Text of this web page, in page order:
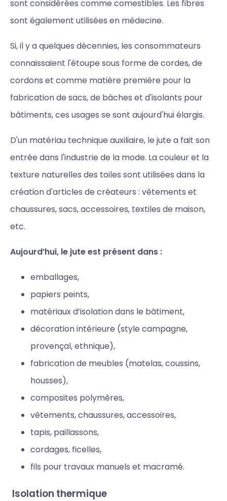
sont considérées comme comestibles. Les fibres
sont également utilisées en médecine.
Si, il y a quelques décennies, les consommateurs
connaissaient l'étoupe sous forme de cordes, de
cordons et comme matière première pour la
fabrication de sacs, de bâches et d'isolants pour
bâtiments, ces usages se sont aujourd'hui élargis.
D'un matériau technique auxiliaire, le jute a fait son
entrée dans l'industrie de la mode. La couleur et la
texture naturelles des toiles sont utilisées dans la
création d'articles de créateurs : vêtements et
chaussures, sacs, accessoires, textiles de maison,
etc.
Aujourd’hui, le jute est présent dans :
emballages,
papiers peints,
matériaux d’isolation dans le bâtiment,
décoration intérieure (style campagne,
provençal, ethnique),
fabrication de meubles (matelas, coussins,
housses),
composites polymères,
vêtements, chaussures, accessoires,
tapis, paillassons,
cordages, ficelles,
fils pour travaux manuels et macramé.
Isolation thermique